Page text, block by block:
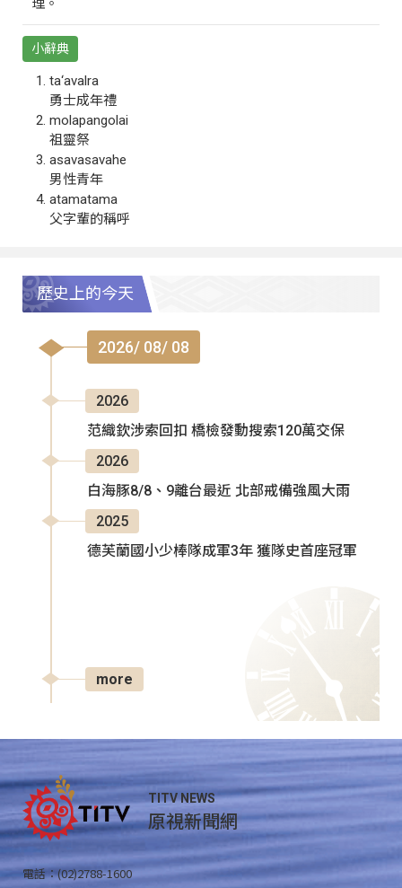
理。
小辭典
ta‘avalra
勇士成年禮
molapangolai
祖靈祭
asavasavahe
男性青年
atamatama
父字輩的稱呼
歷史上的今天
2026/ 08/ 08
2026
范織欽涉索回扣 橋檢發動搜索120萬交保
2026
白海豚8/8、9離台最近 北部戒備強風大雨
2025
德芙蘭國小少棒隊成軍3年 獲隊史首座冠軍
more
TITV NEWS
原視新聞網
電話：(02)2788-1600